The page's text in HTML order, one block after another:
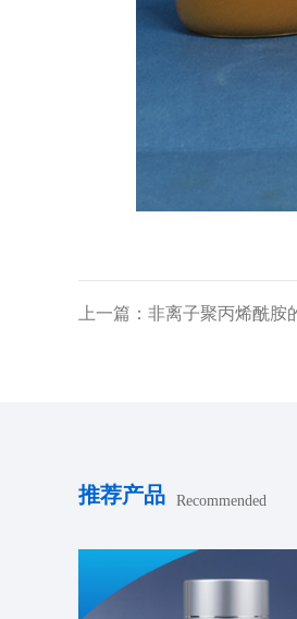
上一篇：非离子聚丙烯酰
推荐产品 Recommended